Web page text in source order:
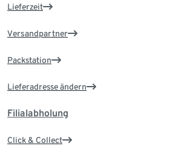
Lieferzeit
Versandpartner
Packstation
Lieferadresse ändern
Filialabholung
Click & Collect